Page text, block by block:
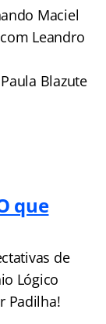
Maciel
Leandro
Blazute
que
de
Lógico
Padilha!